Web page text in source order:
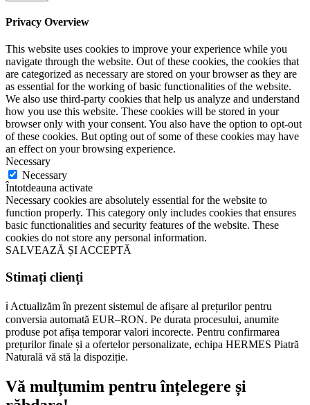
Privacy Overview
This website uses cookies to improve your experience while you
navigate through the website. Out of these cookies, the cookies that
are categorized as necessary are stored on your browser as they are
as essential for the working of basic functionalities of the website.
We also use third-party cookies that help us analyze and understand
how you use this website. These cookies will be stored in your
browser only with your consent. You also have the option to opt-out
of these cookies. But opting out of some of these cookies may have
an effect on your browsing experience.
Necessary
Necessary
Întotdeauna activate
Necessary cookies are absolutely essential for the website to
function properly. This category only includes cookies that ensures
basic functionalities and security features of the website. These
cookies do not store any personal information.
SALVEAZĂ ȘI ACCEPTĂ
Stimați clienți
ℹ️ Actualizăm în prezent sistemul de afișare al prețurilor pentru
conversia automată EUR–RON. Pe durata procesului, anumite
produse pot afișa temporar valori incorecte. Pentru confirmarea
prețurilor finale și a ofertelor personalizate, echipa HERMES Piatră
Naturală vă stă la dispoziție.
Vă mulțumim pentru înțelegere și